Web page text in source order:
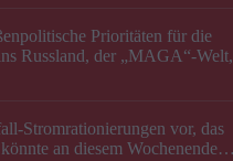
Prioritäten für die
Russland, der „MAGA“-Welt,
Stromrationierungen vor, das
an diesem Wochenende